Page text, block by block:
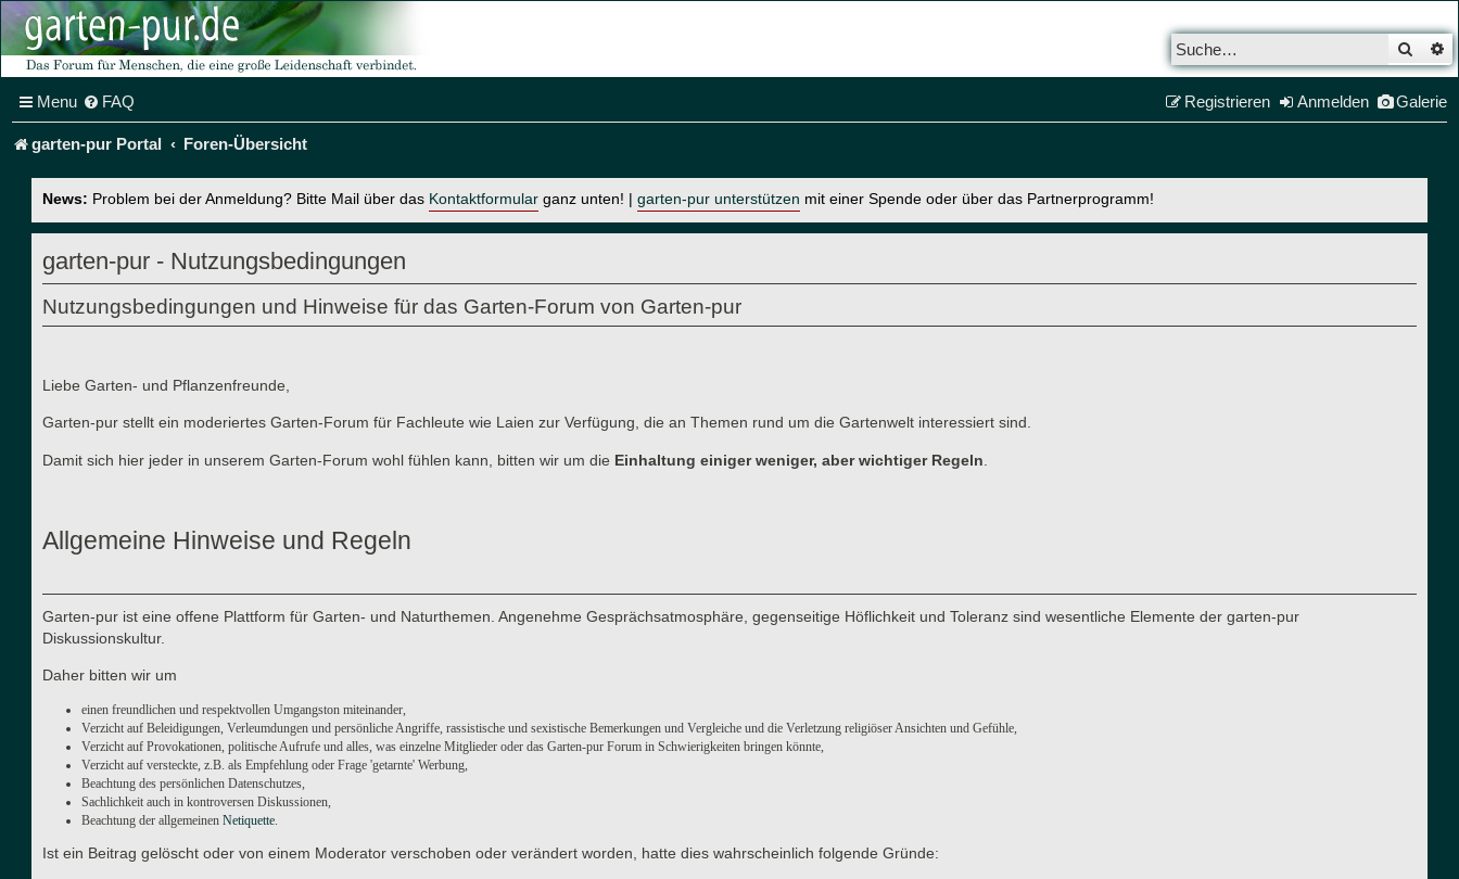
Menu FAQ Galerie
Anmelden
Registrieren
garten-pur Portal Foren-Übersicht
News: Problem bei der Anmeldung? Bitte Mail über das Kontaktformular ganz unten! | garten-pur unterstützen mit einer Spende oder über das Partnerprogramm!
garten-pur - Nutzungsbedingungen
Nutzungsbedingungen und Hinweise für das Garten-Forum von Garten-pur
Liebe Garten- und Pflanzenfreunde,
Garten-pur stellt ein moderiertes Garten-Forum für Fachleute wie Laien zur Verfügung, die an Themen rund um die Gartenwelt interessiert sind.
Damit sich hier jeder in unserem Garten-Forum wohl fühlen kann, bitten wir um die Einhaltung einiger weniger, aber wichtiger Regeln
Allgemeine Hinweise und Regeln
Garten-pur ist eine offene Plattform für Garten- und Naturthemen. Angenehme Gesprächsatmosphäre, gegenseitige Höflichkeit und Toleranz sind wesentliche Elemente der garten-pur
Diskussionskultur.
Daher bitten wir um
einen freundlichen und respektvollen Umgangston miteinander,
Verzicht auf Beleidigungen, Verleumdungen und persönliche Angriffe, rassistische und sexistische Bemerkungen und Vergleiche und die Verletzung religiöser Ansichten und Gefühle,
Verzicht auf Provokationen, politische Aufrufe und alles, was einzelne Mitglieder oder das Garten-pur Forum in Schwierigkeiten bringen könnte,
Verzicht auf versteckte, z.B. als Empfehlung oder Frage 'getarnte' Werbung,
Beachtung des persönlichen Datenschutzes,
Sachlichkeit auch in kontroversen Diskussionen,
Beachtung der allgemeinen Netiquette.
Ist ein Beitrag gelöscht oder von einem Moderator verschoben oder verändert worden, hatte dies wahrscheinlich folgende Gründe: